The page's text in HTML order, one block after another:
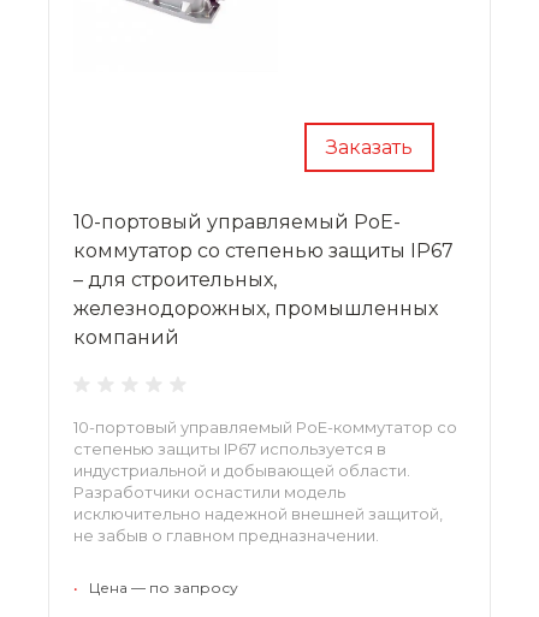
Заказать
10-портовый управляемый PoE-
коммутатор со степенью защиты IP67
– для строительных,
железнодорожных, промышленных
компаний
10-портовый управляемый PoE-коммутатор со
степенью защиты IP67 используется в
индустриальной и добывающей области.
Разработчики оснастили модель
исключительно надежной внешней защитой,
не забыв о главном предназначении.
служит в течение всего периода эксплуатации.
• Цена — по запросу